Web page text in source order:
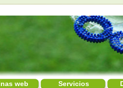
web Servicios